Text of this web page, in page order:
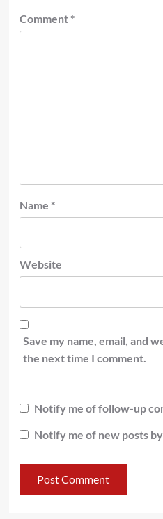
Comment *
Name *
Website
Save my name, email, and
the next time I comment.
Notify me of follow-up
Notify me of new posts